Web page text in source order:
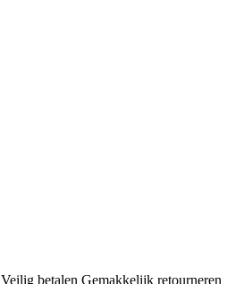
Veilig betalen Gemakkelijk retourneren